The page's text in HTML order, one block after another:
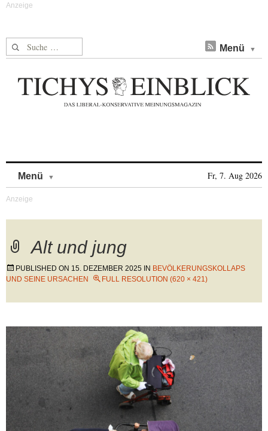
Suche nach: Menü
Menü Fr, 7. Aug 2026
Alt und jung
PUBLISHED ON 15. DEZEMBER 2025 IN BEVÖLKERUNGSKOLLAPS
UND SEINE URSACHEN
FULL RESOLUTION (620 × 421)